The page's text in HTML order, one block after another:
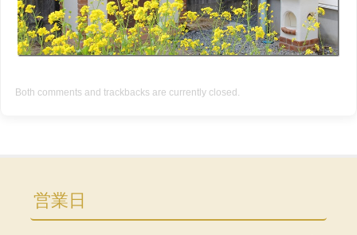
Both comments and trackbacks are currently closed.
営業日